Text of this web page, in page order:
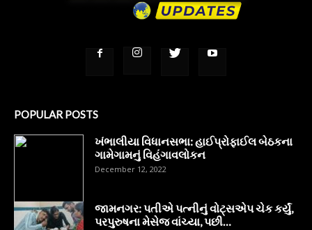
POPULAR POSTS
ખંભાલીયા વિધાનસભા: હાઈપ્રોફાઈલ બેઠકના
ગામેગામનું વિહંગાવલોકન
December 12, 2022
જામનગર: પતીએ પત્નીનું વોટ્સએપ ચેક કર્યું,
પરપુરુષના મેસેજ વાંચ્યા, પછી…